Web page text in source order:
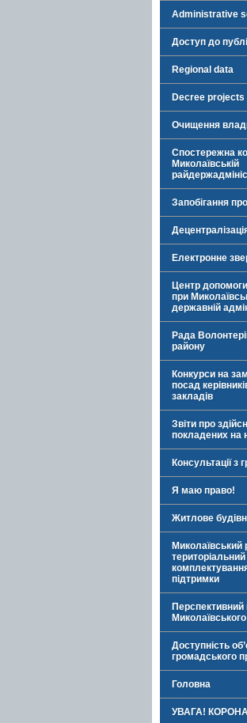
Administrative
Доступ до
Regional data
Decree
Очищення
Спостережна
Миколаївській
Запобігання
Електронне
Центр
при
державній
Рада
району
Конкурси на
посад
закладів
Звіти про
покладених на
Консультації з
Я маю право!
Житлове
Миколаївський
підтримки
Перспективний
Доступність
громадського
Головна
УВАГА!